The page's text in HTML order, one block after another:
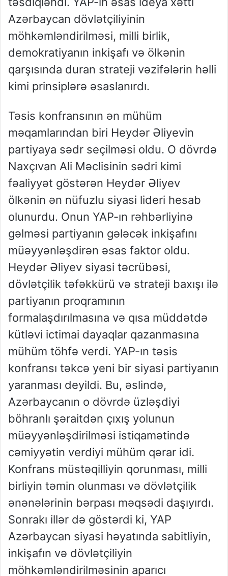
Azərbaycan dövlətçiliyinin
möhkəmləndirilməsi, milli birlik,
demokratiyanın inkişafı və ölkənin
qarşısında duran strateji vəzifələrin həlli
kimi prinsiplərə əsaslanırdı.
Təsis konfransının ən mühüm
məqamlarından biri Heydər Əliyevin
partiyaya sədr seçilməsi oldu. O dövrdə
Naxçıvan Ali Məclisinin sədri kimi
fəaliyyət göstərən Heydər Əliyev
ölkənin ən nüfuzlu siyasi lideri hesab
olunurdu. Onun YAP-ın rəhbərliyinə
gəlməsi partiyanın gələcək inkişafını
müəyyənləşdirən əsas faktor oldu.
Heydər Əliyev siyasi təcrübəsi,
dövlətçilik təfəkkürü və strateji baxışı ilə
partiyanın proqramının
formalaşdırılmasına və qısa müddətdə
kütləvi ictimai dayaqlar qazanmasına
mühüm töhfə verdi. YAP-ın təsis
konfransı təkcə yeni bir siyasi partiyanın
yaranması deyildi. Bu, əslində,
Azərbaycanın o dövrdə üzləşdiyi
böhranlı şəraitdən çıxış yolunun
müəyyənləşdirilməsi istiqamətində
cəmiyyətin verdiyi mühüm qərar idi.
Konfrans müstəqilliyin qorunması, milli
birliyin təmin olunması və dövlətçilik
ənənələrinin bərpası məqsədi daşıyırdı.
Sonrakı illər də göstərdi ki, YAP
Azərbaycan siyasi həyatında sabitliyin,
inkişafın və dövlətçiliyin
möhkəmləndirilməsinin aparıcı